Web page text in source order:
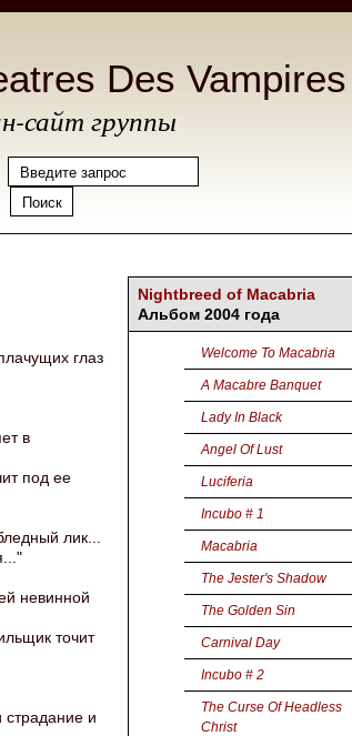
Des Vampires
сайт группы
Nightbreed of Macabria
Альбом 2004 года
Welcome To Macabria
A Macabre Banquet
Lady In Black
Angel Of Lust
Luciferia
Incubo # 1
Macabria
The Jester's Shadow
The Golden Sin
Carnival Day
Incubo # 2
The Curse Of Headless
Christ
глаз
в
под ее
лик...
невинной
точит
страдание и